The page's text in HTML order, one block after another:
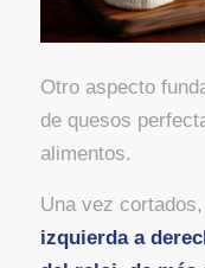
Otro aspecto
de quesos
alimentos.
Una vez
izquierda a